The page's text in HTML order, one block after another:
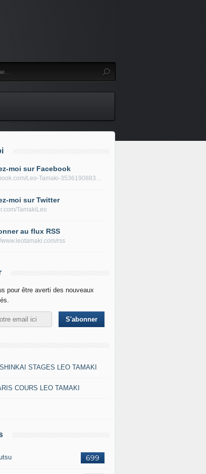
moi sur Facebook
//facebook.com/Leo-Tamaki-353619088319688/
moi sur Twitter
TamakiLeo
au flux RSS
www.leotamaki.com/rss
pour être averti des nouveaux
STAGES LEO TAMAKI
COURS LEO TAMAKI
699